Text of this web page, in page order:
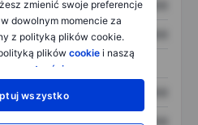
zmienić swoje preferencje
dowolnym momencie za
z polityką plików cookie.
plików cookiei naszą
prywatności
wszystko
XXXXXXX XXXXXXX
XXXXXXX XXXXXXX
XXXXXXX
XXXXXXX XXXXXXX